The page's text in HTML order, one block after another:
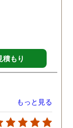
積もり
もっと見る